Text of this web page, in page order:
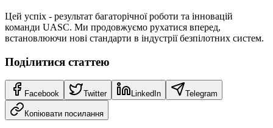
Цей успіх - результат багаторічної роботи та інновацій
команди UASC. Ми продовжуємо рухатися вперед,
встановлюючи нові стандарти в індустрії безпілотних систем.
Поділитися статтею
Facebook Twitter LinkedIn Telegram
Копіювати посилання